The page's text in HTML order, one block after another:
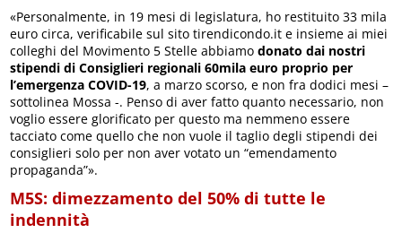
«Personalmente, in 19 mesi di legislatura, ho restituito 33 mila
euro circa, verificabile sul sito tirendicondo.it e insieme ai miei
colleghi del Movimento 5 Stelle abbiamodonato dai nostri
stipendi di Consiglieri regionali 60mila euro proprio per
l’emergenza COVID-19, a marzo scorso, e non fra dodici mesi –
sottolinea Mossa -. Penso di aver fatto quanto necessario, non
voglio essere glorificato per questo ma nemmeno essere
tacciato come quello che non vuole il taglio degli stipendi dei
consiglieri solo per non aver votato un “emendamento
propaganda”».
M5S: dimezzamento del 50% di tutte le
indennità